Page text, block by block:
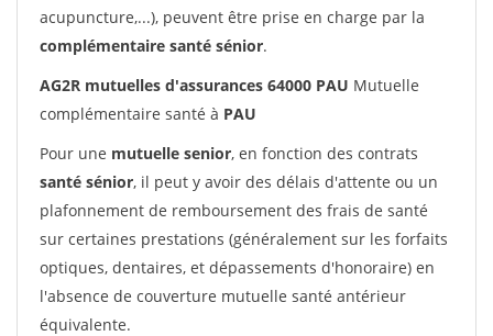
acupuncture,...), peuvent être prise en charge par la
complémentaire santé sénior.
AG2R mutuelles d'assurances 64000 PAU Mutuelle
complémentaire santé à PAU
Pour une mutuelle senior, en fonction des contrats
santé sénior, il peut y avoir des délais d'attente ou un
plafonnement de remboursement des frais de santé
sur certaines prestations (généralement sur les forfaits
optiques, dentaires, et dépassements d'honoraire) en
l'absence de couverture mutuelle santé antérieur
équivalente.